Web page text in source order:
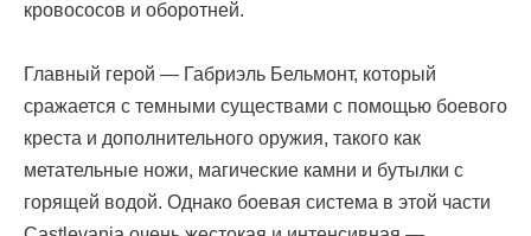
кровососов и оборотней.
Главный герой — Габриэль Бельмонт, который
сражается с темными существами с помощью боевого
креста и дополнительного оружия, такого как
метательные ножи, магические камни и бутылки с
горящей водой. Однако боевая система в этой части